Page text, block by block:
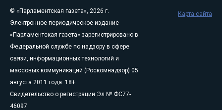
© «Парламентская газета», 2026 г.
Электронное периодическое издание
«Парламентская газета» зарегистрировано в
Федеральной службе по надзору в сфере
связи, информационных технологий и
массовых коммуникаций (Роскомнадзор) 05
августа 2011 года. 18+
Свидетельство о регистрации Эл № ФС77-
46097
Карта сайта